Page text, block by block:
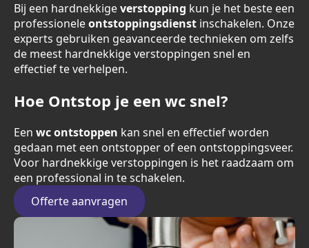
Bij een hardnekkigeverstopping kun je het beste een
professioneleontstoppingsdienst inschakelen. Onze
experts gebruiken geavanceerde technieken om zelfs
de meest hardnekkige verstoppingen snel en
effectief te verhelpen.
Hoe Ontstop je een wc snel?
Een wc ontstoppen kan snel en effectief worden
gedaan met een ontstopper of een ontstoppingsveer.
Voor hardnekkige verstoppingen is het raadzaam om
een professional in te schakelen.
Offerte aanvragen